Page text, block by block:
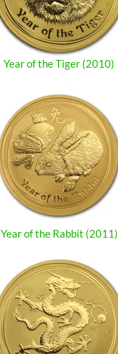
Year of the Tiger (2010)
Year of the Rabbit (2011)